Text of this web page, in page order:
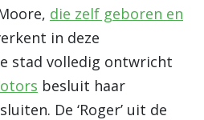
die zelf geboren en
in deze
stad volledig ontwricht
besluit haar
De ‘Roger’ uit de